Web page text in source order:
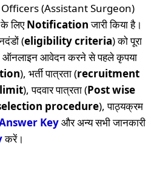
(Assistant Surgeon)
लिएNotificationजारी किया है।
(eligibility criteria) को पूरा
आवेदन करने से पहले कृपया
), भर्ती पात्रता (recruitment
), पदवार पात्रता (Post wise
procedure), पाठ्यक्रम
Keyऔर अन्य सभी जानकारी
करें।